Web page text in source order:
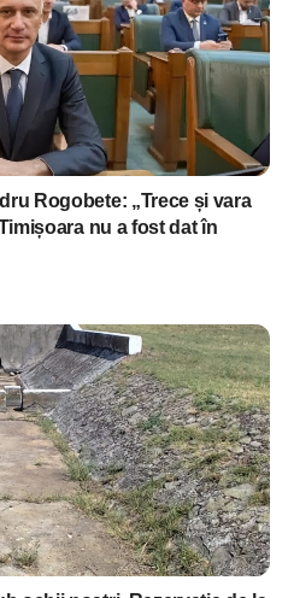
Rogobete: „Trece și vara
nu a fost dat în